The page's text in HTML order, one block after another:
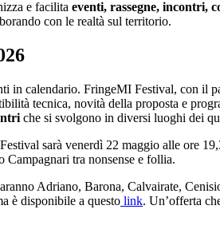
e facilita eventi, rassegne, incontri,
con le realtà sul territorio.
in calendario. FringeMI Festival, con il
tecnica, novità della proposta e
che si svolgono in diversi luoghi dei
sarà venerdì 22 maggio alle ore
Campagnari tra nonsense e follia.
Adriano, Barona, Calvairate,
è disponibile a questo link. Un’offerta